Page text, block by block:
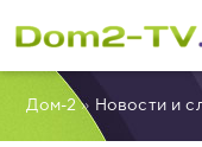
Дом-2» Новости и